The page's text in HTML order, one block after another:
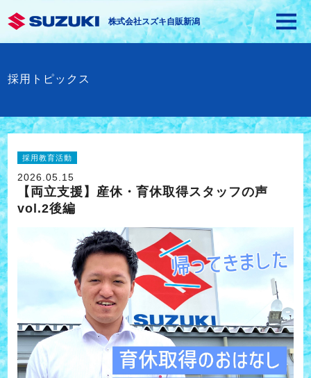
株式会社スズキ自販新潟
採用トピックス
採用教育活動
2026.05.15
【両立支援】産休・育休取得スタッフの声
vol.2後編